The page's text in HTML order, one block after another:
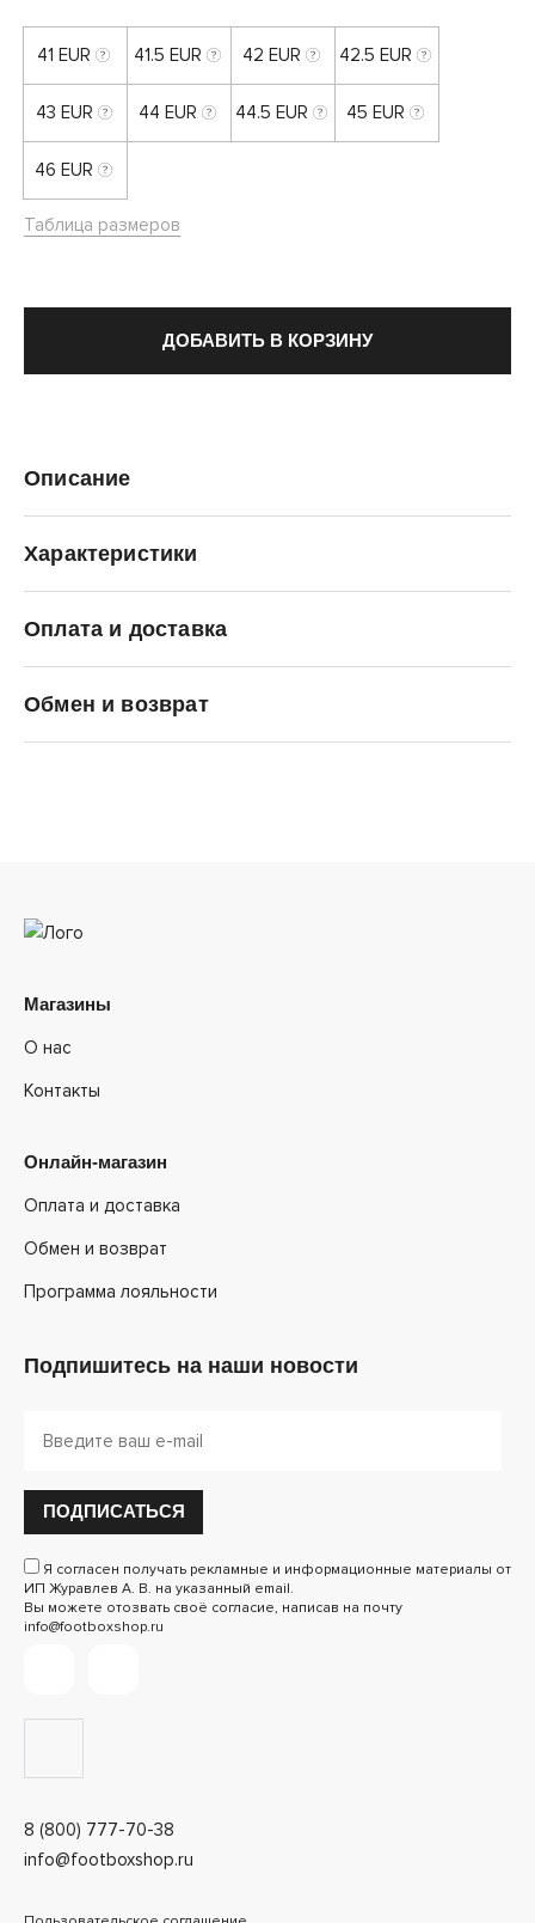
41 EUR 41.5 EUR 42 EUR 42.5 EUR
43 EUR 44 EUR 44.5 EUR 45 EUR
46 EUR
Таблица размеров
ДОБАВИТЬ В КОРЗИНУ
Описание
Характеристики
Оплата и доставка
Обмен и возврат
8 (800) 777-70-38
info@footboxshop.ru
Магазины
О нас
Контакты
Онлайн-магазин
Оплата и доставка
Обмен и возврат
Программа лояльности
Подпишитесь на наши новости
ПОДПИСАТЬСЯ
Я согласен получать рекламные и информационные материалы от
ИП Журавлев А. В. на указанный email.
Вы можете отозвать своё согласие, написав на почту
info@footboxshop.ru